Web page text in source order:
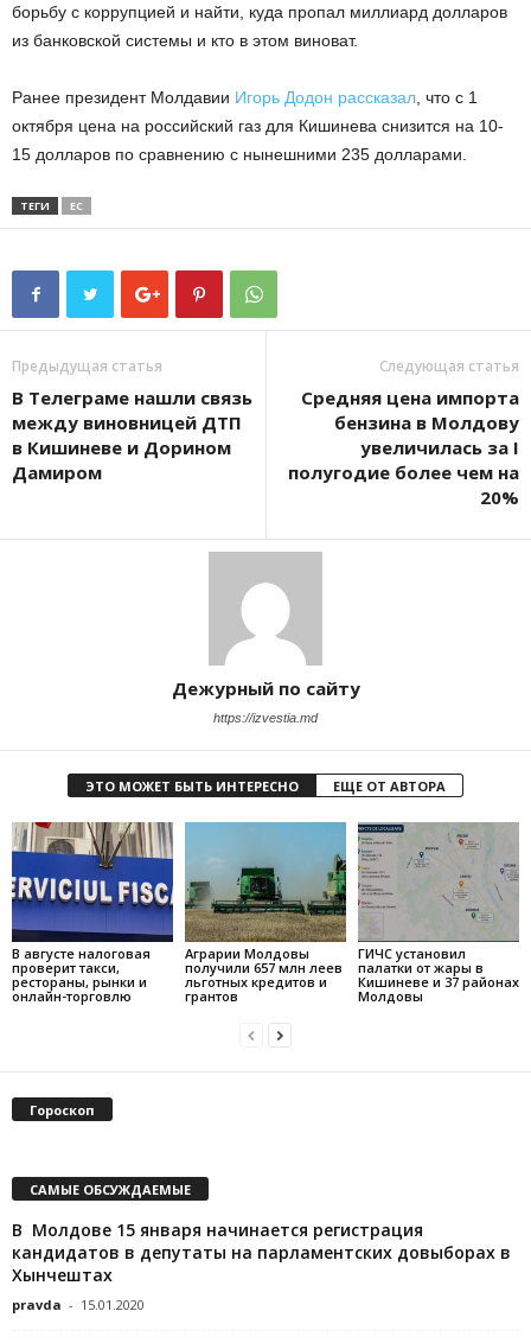
борьбу с коррупцией и найти, куда пропал миллиард долларов
из банковской системы и кто в этом виноват.
Ранее президент Молдавии Игорь Додон рассказал , что с 1
октября цена на российский газ для Кишинева снизится на 10-
15 долларов по сравнению с нынешними 235 долларами.
ТЕГИ ЕС
Предыдущая статья
В Телеграме нашли связь
между виновницей ДТП
в Кишиневе и Дорином
Дамиром
Следующая статья
Средняя цена импорта
бензина в Молдову
увеличилась за I
полугодие более чем на
20%
Дежурный по сайту
https://izvestia.md
ЭТО МОЖЕТ БЫТЬ ИНТЕРЕСНО ЕЩЕ ОТ АВТОРА
В августе налоговая
проверит такси,
рестораны, рынки и
онлайн-торговлю
Аграрии Молдовы
получили 657 млн леев
льготных кредитов и
грантов
ГИЧС установил
палатки от жары в
Кишиневе и 37 районах
Молдовы
Гороскоп
САМЫЕ ОБСУЖДАЕМЫЕ
В Молдове 15 января начинается регистрация
кандидатов в депутаты на парламентских довыборах в
Хынчештах
pravda - 15.01.2020